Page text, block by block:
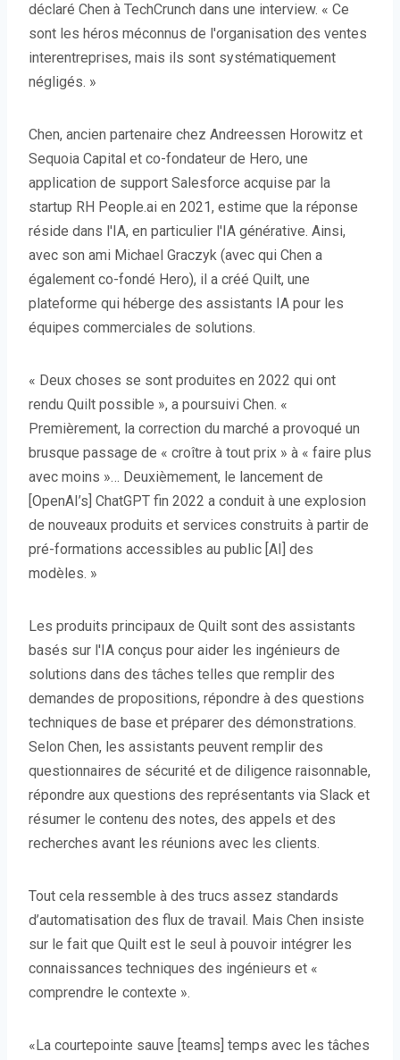
déclaré Chen à TechCrunch dans une interview. « Ce
sont les héros méconnus de l'organisation des ventes
interentreprises, mais ils sont systématiquement
négligés. »
Chen, ancien partenaire chez Andreessen Horowitz et
Sequoia Capital et co-fondateur de Hero, une
application de support Salesforce acquise par la
startup RH People.ai en 2021, estime que la réponse
réside dans l'IA, en particulier l'IA générative. Ainsi,
avec son ami Michael Graczyk (avec qui Chen a
également co-fondé Hero), il a créé Quilt, une
plateforme qui héberge des assistants IA pour les
équipes commerciales de solutions.
« Deux choses se sont produites en 2022 qui ont
rendu Quilt possible », a poursuivi Chen. «
Premièrement, la correction du marché a provoqué un
brusque passage de « croître à tout prix » à « faire plus
avec moins »… Deuxièmement, le lancement de
[OpenAI’s] ChatGPT fin 2022 a conduit à une explosion
de nouveaux produits et services construits à partir de
pré-formations accessibles au public [AI] des
modèles. »
Les produits principaux de Quilt sont des assistants
basés sur l'IA conçus pour aider les ingénieurs de
solutions dans des tâches telles que remplir des
demandes de propositions, répondre à des questions
techniques de base et préparer des démonstrations.
Selon Chen, les assistants peuvent remplir des
questionnaires de sécurité et de diligence raisonnable,
répondre aux questions des représentants via Slack et
résumer le contenu des notes, des appels et des
recherches avant les réunions avec les clients.
Tout cela ressemble à des trucs assez standards
d’automatisation des flux de travail. Mais Chen insiste
sur le fait que Quilt est le seul à pouvoir intégrer les
connaissances techniques des ingénieurs et «
comprendre le contexte ».
«La courtepointe sauve [teams] temps avec les tâches